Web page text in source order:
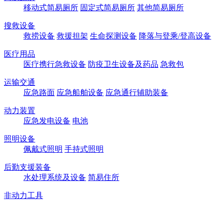
移动式简易厕所 固定式简易厕所 其他简易厕所
搜救设备
救捞设备 救援担架 生命探测设备 降落与登乘/登高设备
医疗用品
医疗携行急救设备 防疫卫生设备及药品 急救包
运输交通
应急路面 应急船舶设备 应急通行辅助装备
动力装置
应急发电设备 电池
照明设备
佩戴式照明 手持式照明
后勤支援装备
水处理系统及设备 简易住所
非动力工具